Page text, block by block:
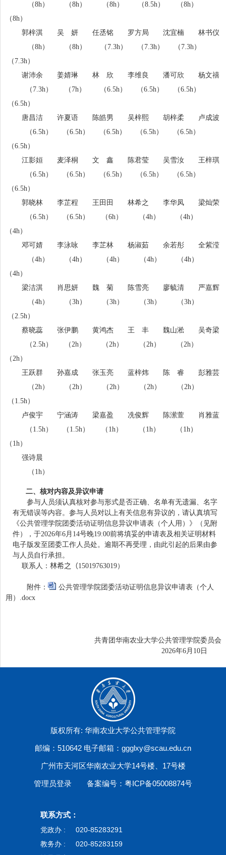
（8h） （8h） （8h） （8.5h） （8h）
（8h）
郭梓淇 吴 妍 任丞铭 罗方局 沈宜楠 林书仪
（8h） （8h） （7.3h） （7.3h） （7.3h）
（7.3h）
谢沛余 姜婧琳 林 欣 李维良 潘可欣 杨文禧
（ 7.3h）
（7h） （6.5h） （6.5h） （6.5h）
（6.5h）
唐昌洁 许夏语 陈皓男 吴梓熙 胡梓柔 卢成波
（6.5h） （6.5h） （6.5h） （6.5h） （6.5h）
（6.5h）
江影姮 麦泽桐 文 鑫 陈君莹 吴雪汝 王梓琪
（6.5h） （6.5h） （6.5h） （6.5h） （6.5h）
（6.5h）
郭晓林 李芷程 王田田 林希之 李华凤 梁灿荣
（6.5h） （6.5h） （6h） （4h） （4h）
（4h）
邓可婧 李泳咏 李芷林 杨淑茹 余若彤 全紫滢
（4h） （4h） （4h） （4h） （4h）
（4h）
梁洁淇 肖思妍 魏 菊 陈雪亮 廖毓清 严嘉辉
（4h） （3h） （3h） （3h） （3h）
（2.5h）
蔡晓蕊 张伊鹏 黄鸿杰 王 丰 魏山淞 吴奇梁
（2.5h） （2h） （2h） （2h） （2h）
（2h）
王跃群 孙嘉成 张玉亮 蓝梓炜 陈 睿 彭雅芸
（2h） （2h） （2h） （2h） （2h）
（1.5h）
卢俊宇 宁涵涛 梁嘉盈 冼俊辉 陈潆萱 肖雅蓝
（1.5h） （1.5h） （1h） （1h） （1h）
（1h）
强诗晨
（1h）
二、核对内容及异议申请
参与人员须认真核对参与形式是否正确、名单有无遗漏、名字
有无错误等内容。参与人员对以上有关信息有异议的，请认真填写
《公共管理学院团委活动证明信息异议申请表（个人用）》（见附
件），于2026年6月 14号晚19:00前将填妥的申请表及相关证明材料
电子版发至团委工作人员处。逾期不再受理，由此引起的后果由参
与人员自行承担。
联系人： 林希之（15019763019）
附件：
公共管理学院团委活动证明信息异议申请表（个人
用）.docx
共青团华南农业大学公共管理学院委员会
2026年6月 10 日
版权所有: 华南农业大学公共管理学院
邮编：510642 电子邮箱：ggglxy@scau.edu.cn
广州市天河区华南农业大学14号楼、17号楼
管理员登录 备案编号：粤ICP备05008874号
联系方式：
党政办 :
020-85283291
教务办 :
020-85283159